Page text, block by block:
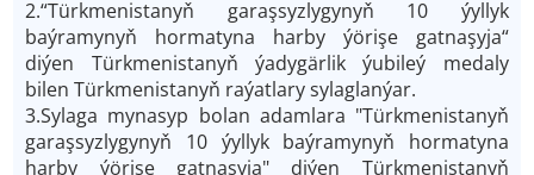
2.“Türkmenistanyň garaşsyzlygynyň 10 ýyllyk
baýramynyň hormatyna harby ýörişe gatnaşyja“
diýen Türkmenistanyň ýadygärlik ýubileý medaly
bilen Türkmenistanyň raýatlary sylaglanýar.
3.Sylaga mynasyp bolan adamlara "Türkmenistanyň
garaşsyzlygynyň 10 ýyllyk baýramynyň hormatyna
harby ýörişe gatnaşyja" diýen Türkmenistanyň